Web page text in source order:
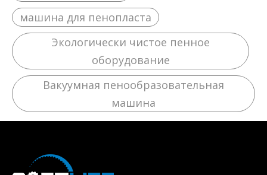
машина для пенопласта
Экологически чистое пенное
оборудование
Вакуумная пенообразовательная
машина